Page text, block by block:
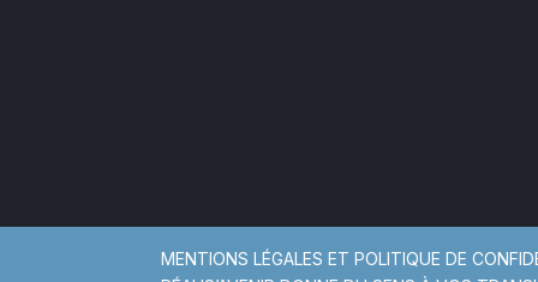
MENTIONS LÉGALES ET POLITIQUE DE